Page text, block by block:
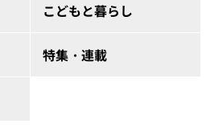
こどもと暮らし
特集・連載